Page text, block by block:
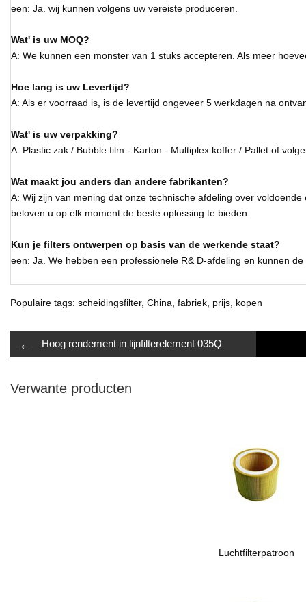
een: Ja. wij kunnen volgens uw vereiste produceren.
Wat' is uw MOQ?
A: We kunnen een monster van 1 stuks accepteren. Als meer
Hoe lang is uw Levertijd?
A: Als er voorraad is, is de levertijd ongeveer 5 werkdagen na
Wat' is uw verpakking?
A: Plastic zak / Bubble film - Karton - Multiplex koffer / Pallet of
Wat maakt jou anders dan andere fabrikanten?
A: Wij zijn van mening dat onze technische afdeling over
beloven u op elk moment de beste oplossing te bieden.
Kun je filters ontwerpen op basis van de werkende staat?
een: Ja. We hebben een professionele R& D-afdeling en kunnen
Populaire tags: scheidingsfilter, China, fabriek, prijs, kopen
← Hoog rendement in lijnfilterelement 035Q
Verwante producten
Luchtfilterpatroon